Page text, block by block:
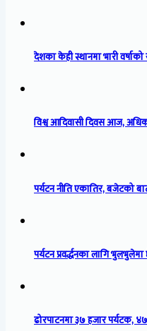
देशका केही स्थानमा भारी वर्षाको
विश्व आदिवासी दिवस आज,
पर्यटन नीति एकातिर, बजेटको
पर्यटन प्रवर्द्धनका लागि
ढोरपाटनमा ३७ हजार पर्यटक,